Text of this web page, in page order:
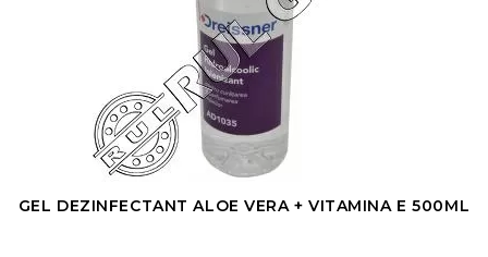
GEL DEZINFECTANT ALOE VERA + VITAMINA E 500ML